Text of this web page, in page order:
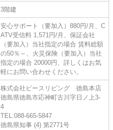
3階建
安心サポート（要加入）880円/月、C
ATV受信料 1,571円/月、保証会社
（要加入）当社指定の場合 賃料総額
の50％～、火災保険（要加入）当社
指定の場合 20000円、詳しくはお気
軽にお問い合わせください。
株式会社ピースリビング 徳島本店
徳島県徳島市応神町古川字日ノ上3-
4
TEL:088-665-5847
徳島県知事 (4) 第2771号